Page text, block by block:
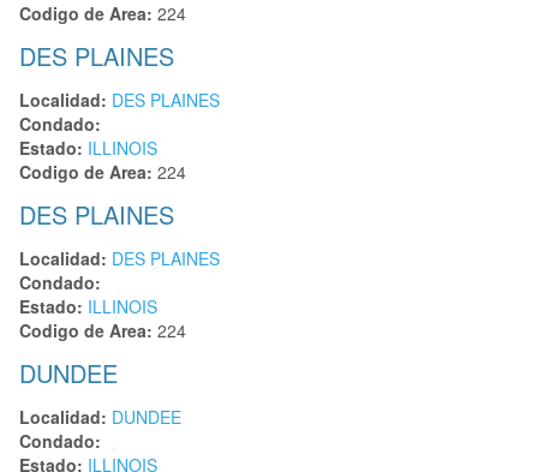
Codigo de Area: 224
DES PLAINES
Localidad: DES PLAINES
Condado:
Estado: ILLINOIS
Codigo de Area: 224
DES PLAINES
Localidad: DES PLAINES
Condado:
Estado: ILLINOIS
Codigo de Area: 224
DUNDEE
Localidad: DUNDEE
Condado:
Estado: ILLINOIS